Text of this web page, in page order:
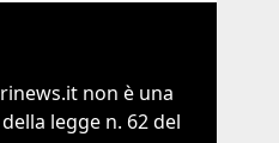
non è una
legge n. 62 del